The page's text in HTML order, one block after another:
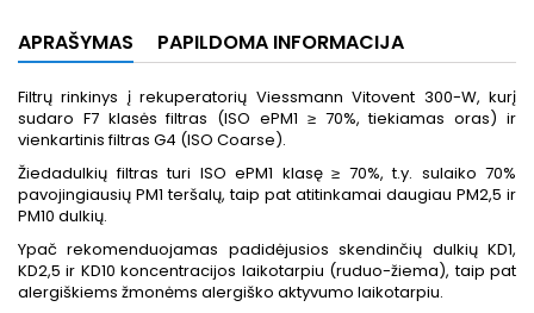
APRAŠYMAS PAPILDOMA INFORMACIJA
Filtrų rinkinys į rekuperatorių Viessmann Vitovent 300-W, kurį
sudaro F7 klasės filtras (ISO ePM1 ≥ 70%, tiekiamas oras) ir
vienkartinis filtras G4 (ISO Coarse).
Žiedadulkių filtras turi ISO ePM1 klasę ≥ 70%, t.y. sulaiko 70%
pavojingiausių PM1 teršalų, taip pat atitinkamai daugiau PM2,5 ir
PM10 dulkių.
Ypač rekomenduojamas padidėjusios skendinčių dulkių KD1,
KD2,5 ir KD10 koncentracijos laikotarpiu (ruduo-žiema), taip pat
alergiškiems žmonėms alergiško aktyvumo laikotarpiu.